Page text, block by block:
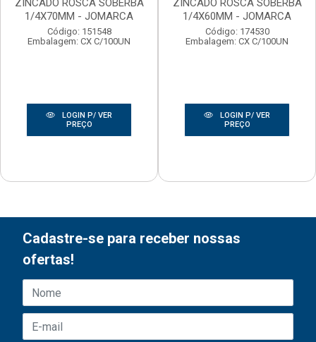
ZINCADO ROSCA SOBERBA
1/4X70MM - JOMARCA
Código: 151548
Embalagem: CX C/100UN
LOGIN P/ VER
PREÇO
ZINCADO ROSCA SOBERBA
1/4X60MM - JOMARCA
Código: 174530
Embalagem: CX C/100UN
LOGIN P/ VER
PREÇO
Cadastre-se para receber nossas
ofertas!